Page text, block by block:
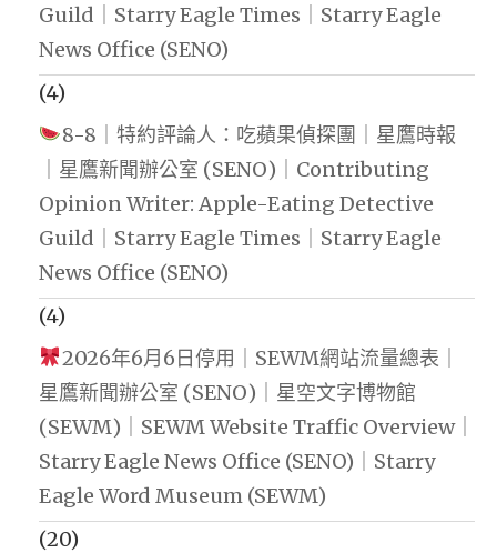
Guild｜Starry Eagle Times｜Starry Eagle
News Office (SENO)
(4)
8-8｜特約評論人：吃蘋果偵探團｜星鷹時報
｜星鷹新聞辦公室 (SENO)｜Contributing
Opinion Writer: Apple-Eating Detective
Guild｜Starry Eagle Times｜Starry Eagle
News Office (SENO)
(4)
2026年6月6日停用｜SEWM網站流量總表｜
星鷹新聞辦公室 (SENO)｜星空文字博物館
(SEWM)｜SEWM Website Traffic Overview｜
Starry Eagle News Office (SENO)｜Starry
Eagle Word Museum (SEWM)
(20)